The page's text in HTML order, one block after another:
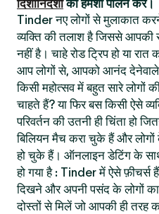
दिशानिर्देशोंका हमेशा पालन करें।
Tinder नए लोगों से मुलाकात
व्यक्ति की तलाश है जिससे आपकी
नहीं है। चाहे रोड ट्रिप हो या
आप लोगों से, आपको आनंद देनेवाले
किसी महोत्सव में बहुत सारे
चाहते हैं? या फिर बस किसी ऐसे
परिवर्तन की उतनी ही चिंता हो
बिलियन मैच करा चुके हैं और
हो चुके हैं। ऑनलाइन डेटिंग के
हो गया है : Tinder में ऐसे
दिखने और अपनी पसंद के लोगों
दोस्तों से मिलें जो आपकी ही तरह